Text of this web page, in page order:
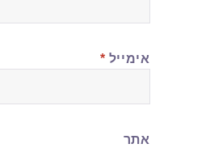
אימייל *
אתר